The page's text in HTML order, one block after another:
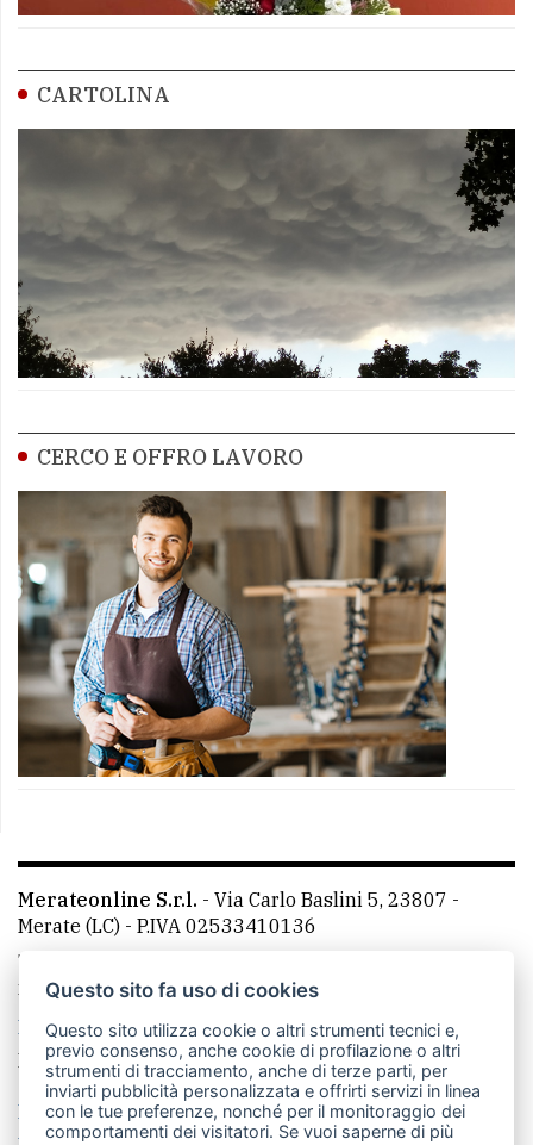
CARTOLINA
CERCO E OFFRO LAVORO
Merateonline S.r.l. - Via Carlo Baslini 5, 23807 -
Merate (LC) - P.IVA 02533410136
Telefono:
mail: redazione@merateonline.it
La redazione
CasateOnline LeccoOnline
RSS
Made by VIP
Privacy policy
Cookie policy
Questo sito fa uso di cookies
Questo sito utilizza cookie o altri strumenti tecnici e,
previo consenso, anche cookie di profilazione o altri
strumenti di tracciamento, anche di terze parti, per
inviarti pubblicità personalizzata e offrirti servizi in linea
con le tue preferenze, nonché per il monitoraggio dei
comportamenti dei visitatori. Se vuoi saperne di più